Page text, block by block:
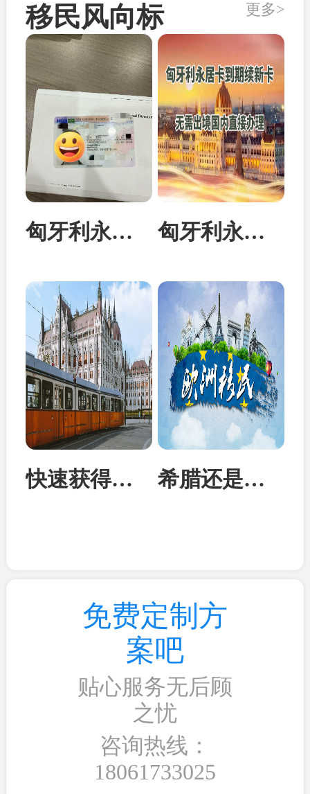
移民风向标 更多>
匈牙利永居卡家属团聚居留卡成功案例 匈牙利永居卡到期续签：换发10年新卡
快速获得欧洲身份：匈牙利投资移民成为性价比首选 希腊还是马耳他？从身份到教育全面对比两国移民优势
免费定制方
案吧
贴心服务无后顾
之忧
咨询热线：
18061733025